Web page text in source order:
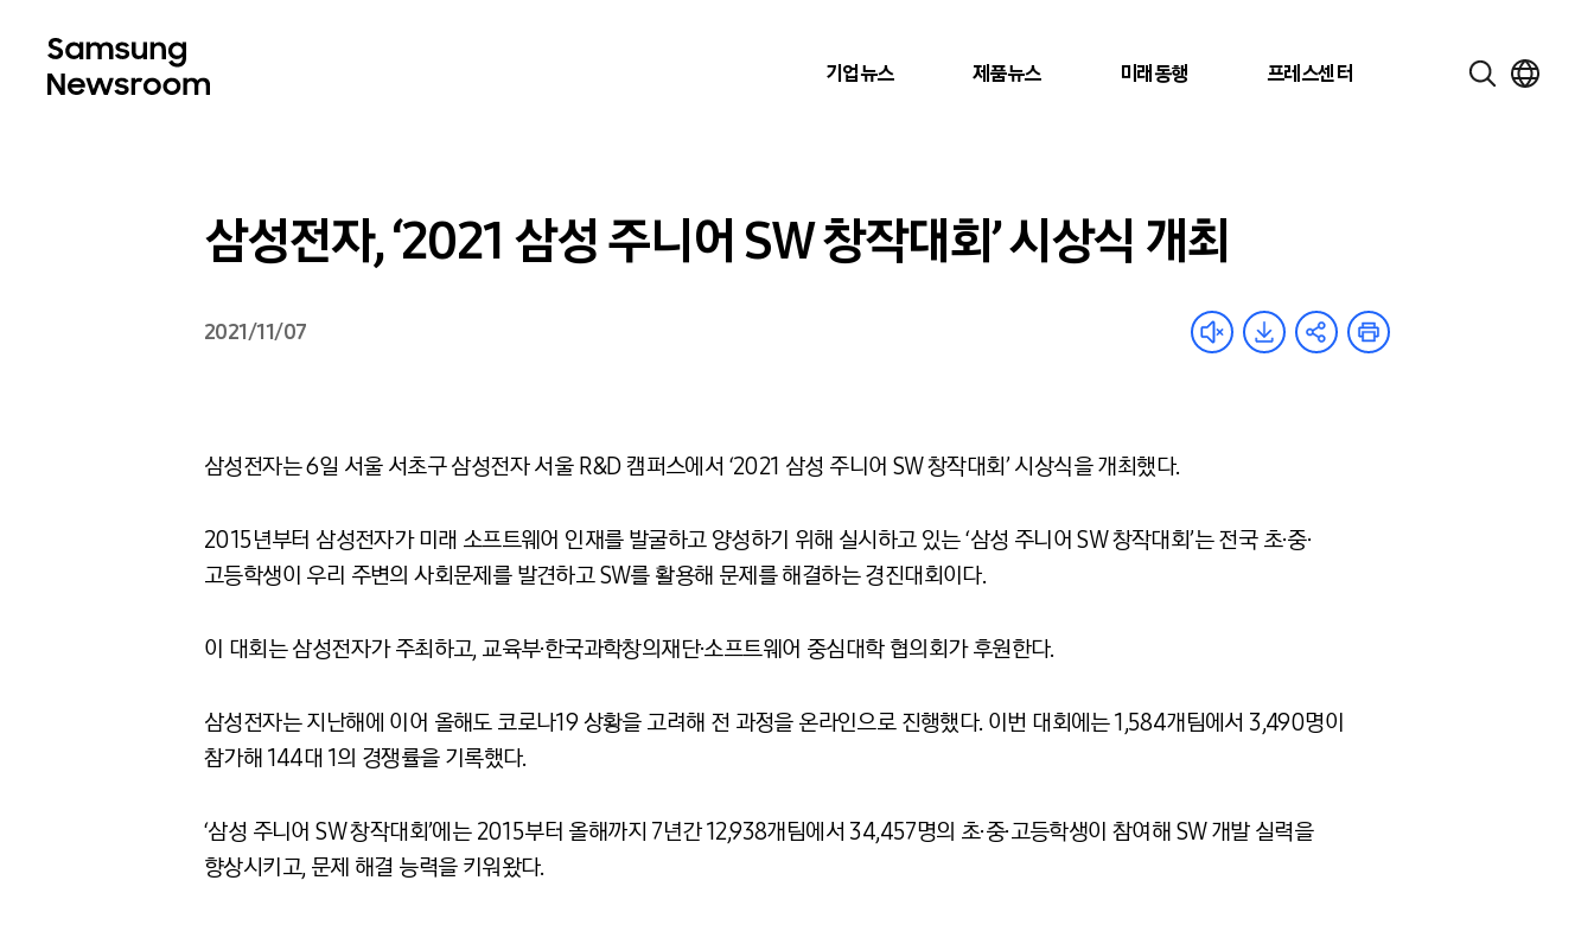
기업뉴스 제품뉴스 미래동행 프레스센터
삼성전자, ‘2021 삼성 주니어 SW 창작대회’ 시상식 개최
2021/11/07
삼성전자는 6일 서울 서초구 삼성전자 서울 R&D 캠퍼스에서 ‘2021 삼성 주니어 SW 창작대회’ 시상식을 개최했다.
2015년부터 삼성전자가 미래 소프트웨어 인재를 발굴하고 양성하기 위해 실시하고 있는 ‘삼성 주니어 SW 창작대회’는 전국 초∙중∙
고등학생이 우리 주변의 사회문제를 발견하고 SW를 활용해 문제를 해결하는 경진대회이다.
이 대회는 삼성전자가 주최하고, 교육부·한국과학창의재단·소프트웨어 중심대학 협의회가 후원한다.
삼성전자는 지난해에 이어 올해도 코로나19 상황을 고려해 전 과정을 온라인으로 진행했다. 이번 대회에는 1,584개팀에서 3,490명이
참가해 144대 1의 경쟁률을 기록했다.
‘삼성 주니어 SW 창작대회’에는 2015부터 올해까지 7년간 12,938개팀에서 34,457명의 초∙중∙고등학생이 참여해 SW 개발 실력을
향상시키고, 문제 해결 능력을 키워왔다.